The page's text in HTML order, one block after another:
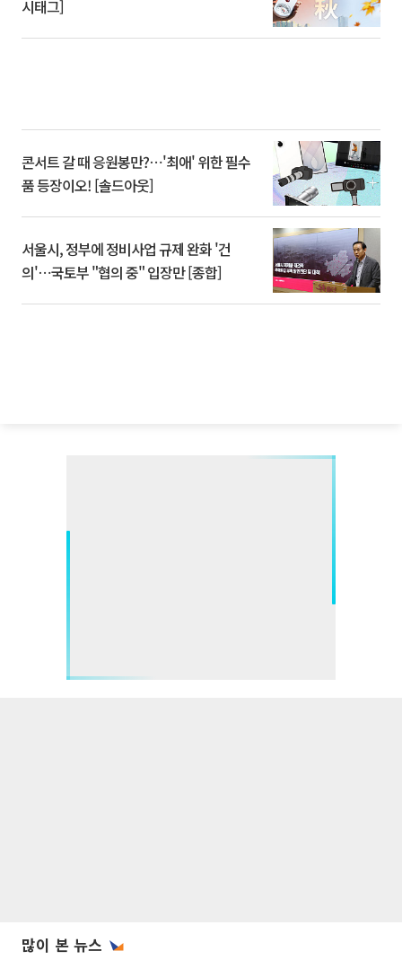
시태그]
콘서트 갈 때 응원봉만?⋯'최애' 위한 필수
품 등장이오! [솔드아웃]
서울시, 정부에 정비사업 규제 완화 '건
의'⋯국토부 "협의 중" 입장만 [종합]
많이 본 뉴스